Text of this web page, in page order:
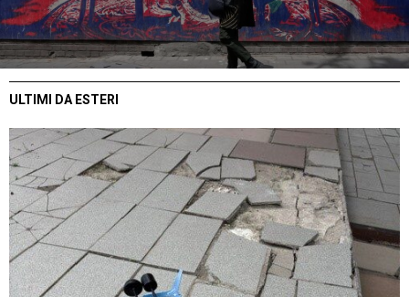
ULTIMI DA ESTERI